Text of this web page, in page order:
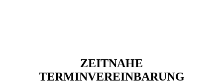
ZEITNAHE
TERMINVEREINBARUNG